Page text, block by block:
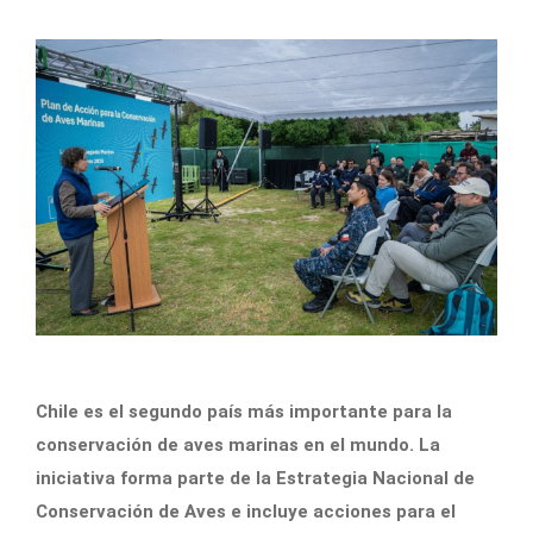
Chile es el segundo país más importante para la
conservación de aves marinas en el mundo. La
iniciativa forma parte de la Estrategia Nacional de
Conservación de Aves e incluye acciones para el